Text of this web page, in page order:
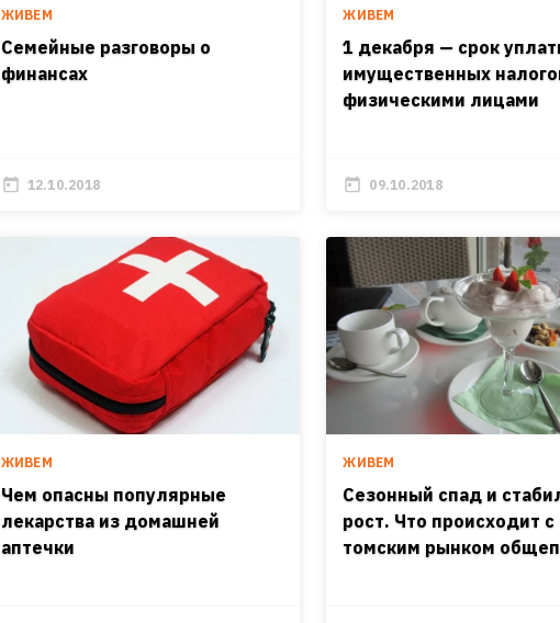
ЖИВЕМ
Семейные разговоры о
финансах
12.10.2018
ЖИВЕМ
1 декабря — срок
имущественных
физическими лицами
09.10.2018
ЖИВЕМ
Чем опасны популярные
лекарства из домашней
аптечки
ЖИВЕМ
Сезонный спад и
рост. Что происходит с
томским рынком